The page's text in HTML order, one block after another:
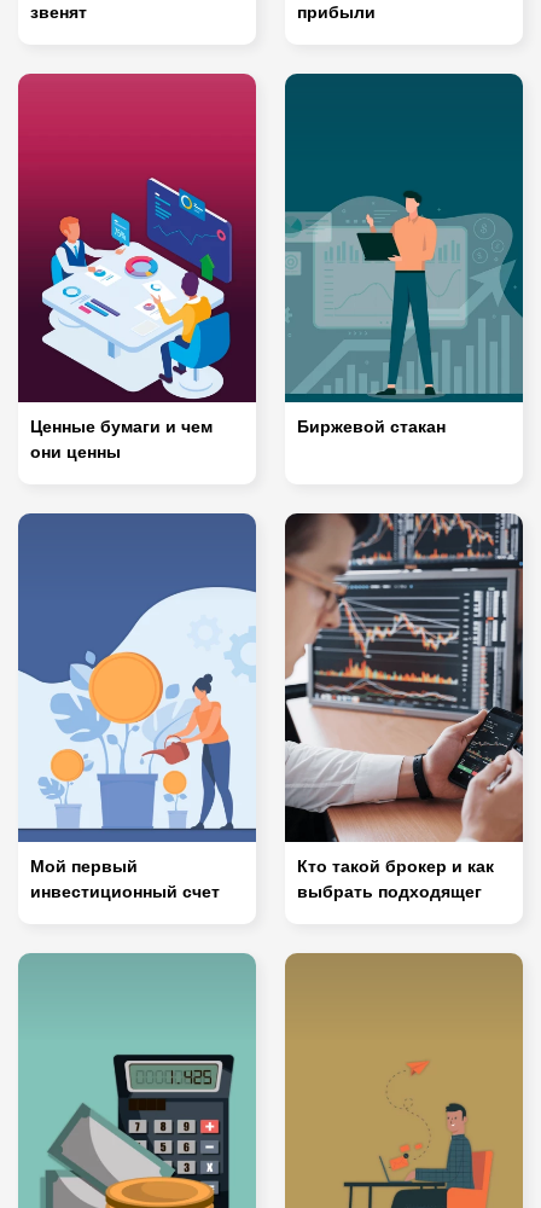
звенят
прибыли
Ценные бумаги и чем
они ценны
Биржевой стакан
Мой первый
инвестиционный счет
Кто такой брокер и как
выбрать подходящег